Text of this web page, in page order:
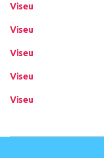
Viseu
Viseu
Viseu
Viseu
Viseu